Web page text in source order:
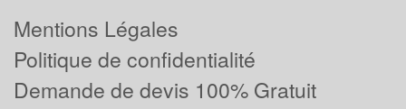
Mentions Légales
Politique de confidentialité
Demande de devis 100% Gratuit